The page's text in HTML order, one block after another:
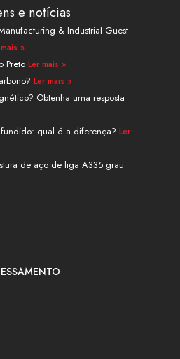
t
e
r
e
s
t
t
a
g
a
m
b
o
e notícias
& Industrial Guest
»
Preto Ler mais »
Ler mais »
Obtenha uma resposta
qual é a diferença? Ler
de aço de liga A335 grau